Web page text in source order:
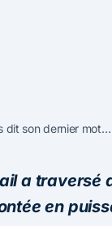
dit son dernier mot…
a traversé
en